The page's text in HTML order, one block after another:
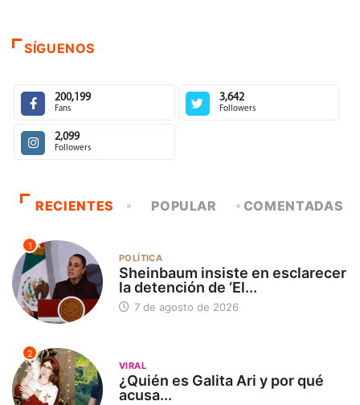
SÍGUENOS
200,199
Fans
3,642
Followers
2,099
Followers
RECIENTES POPULAR COMENTADAS
1
POLÍTICA
Sheinbaum insiste en esclarecer
la detención de ‘El...
7 de agosto de 2026
2
VIRAL
¿Quién es Galita Ari y por qué
acusa...